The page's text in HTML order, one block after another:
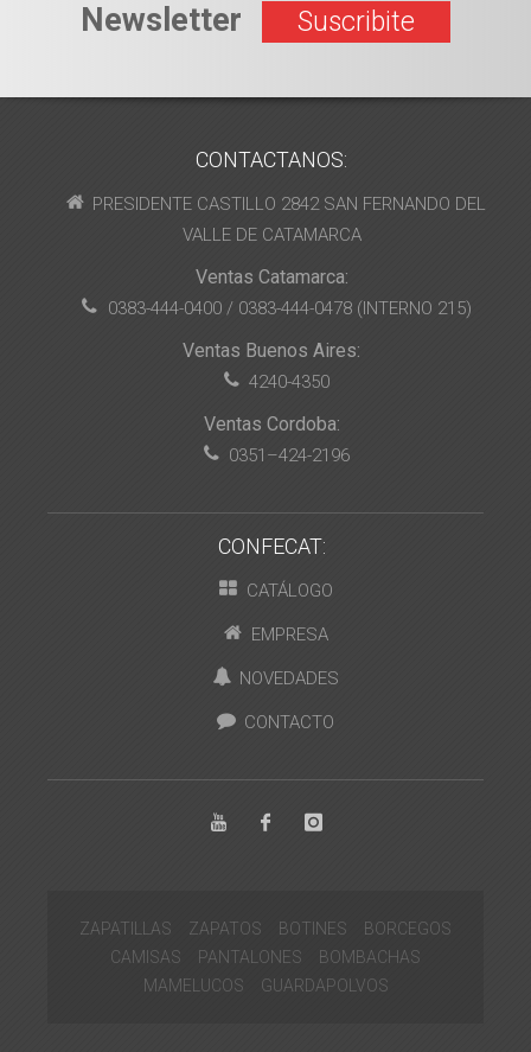
Newsletter
Suscribite
CONTACTANOS:
PRESIDENTE CASTILLO 2842 SAN FERNANDO DEL
VALLE DE CATAMARCA
Ventas Catamarca:
0383-444-0400 / 0383-444-0478 (INTERNO 215)
Ventas Buenos Aires:
4240-4350
Ventas Cordoba:
0351–424-2196
CONFECAT:
CATÁLOGO
EMPRESA
NOVEDADES
CONTACTO
ZAPATILLAS ZAPATOS BOTINES
BORCEGOS
CAMISAS
PANTALONES
BOMBACHAS
MAMELUCOS
GUARDAPOLVOS